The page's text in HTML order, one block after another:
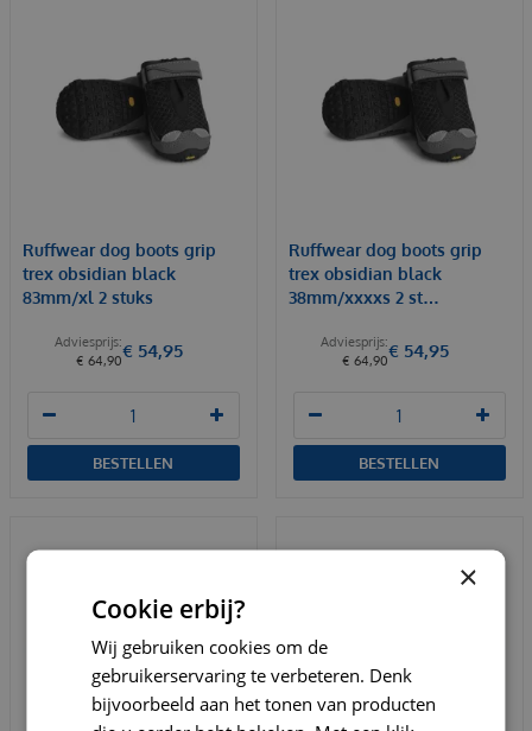
Ruffwear dog boots grip
trex obsidian black
83mm/xl 2 stuks
€ 64,90€ 54,95
BESTELLEN
Ruffwear dog boots grip
trex obsidian black
38mm/xxxxs 2 st…
€ 64,90€ 54,95
BESTELLEN
×
Cookie erbij?
Wij gebruiken cookies om de
gebruikerservaring te verbeteren. Denk
bijvoorbeeld aan het tonen van producten